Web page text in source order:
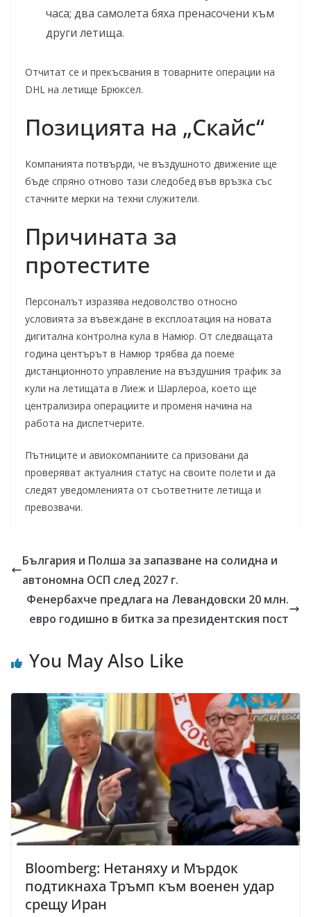
часа; два самолета бяха пренасочени към
други летища.
Отчитат се и прекъсвания в товарните операции на
DHL на летище Брюксел.
Позицията на „Скайс“
Компанията потвърди, че въздушното движение ще
бъде спряно отново тази следобед във връзка със
стачните мерки на техни служители.
Причината за
протестите
Персоналът изразява недоволство относно
условията за въвеждане в експлоатация на новата
дигитална контролна кула в Намюр. От следващата
година центърът в Намюр трябва да поеме
дистанционното управление на въздушния трафик за
кули на летищата в Лиеж и Шарлероа, което ще
централизира операциите и променя начина на
работа на диспетчерите.
Пътниците и авиокомпаниите са призовани да
проверяват актуалния статус на своите полети и да
следят уведомленията от съответните летища и
превозвачи.
България и Полша за запазване на солидна и
автономна ОСП след 2027 г.
Фенербахче предлага на Левандовски 20 млн.
евро годишно в битка за президентския пост
You May Also Like
Bloomberg: Нетаняху и Мърдок
подтикнаха Тръмп към военен удар
срещу Иран